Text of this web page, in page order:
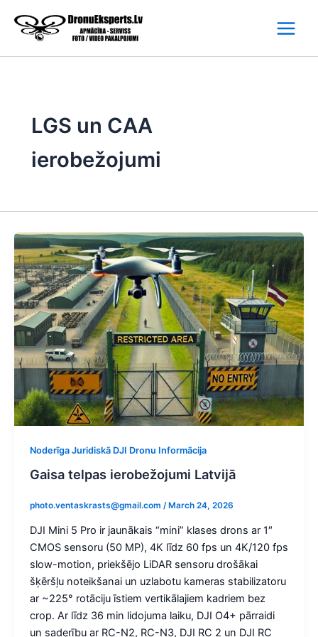
content
LGS un CAA
ierobežojumi
Noderīga Juridiskā DJI Dronu Informācija
Gaisa telpas ierobežojumi Latvijā
photo.ventaskrasts@gmail.com / March 24, 2026
DJI Mini 5 Pro ir jaunākais “mini” klases drons ar 1″
CMOS sensoru (50 MP), 4K līdz 60 fps un 4K/120 fps
slow-motion, priekšējo LiDAR sensoru drošākai
šķēršļu noteikšanai un uzlabotu kameras stabilizatoru
ar ~225° rotāciju īstiem vertikālajiem kadriem bez
crop. Ar līdz 36 min lidojuma laiku, DJI O4+ pārraidi
un saderību ar RC-N2, RC-N3, DJI RC 2 un DJI RC